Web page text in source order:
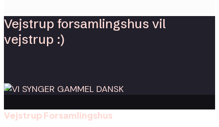
Vejstrup forsamlingshus vil
vejstrup :)
Vejstrup Forsamlingshus